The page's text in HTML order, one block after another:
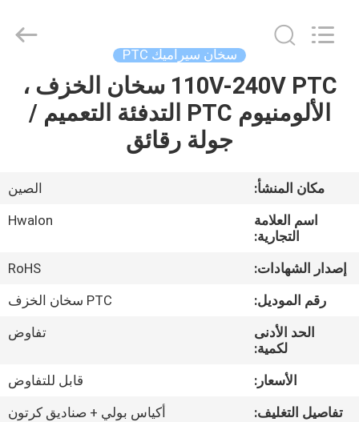
بيت
معلومات
جولة
المصنع
مراقبة
الجودة
Reserved.
سخان سيراميك PTC
110V-240V PTC سخان الخزف ،
الألومنيوم PTC التدفئة التعميم /
جولة رقائق
مكان المنشأ:
الصين
اسم العلامة
التجارية:
Hwalon
إصدار الشهادات:
RoHS
رقم الموديل:
PTC سخان الخزف
الحد الأدنى
لكمية:
تفاوض
الأسعار:
قابل للتفاوض
تفاصيل التغليف:
أكياس بولي + صناديق كرتون